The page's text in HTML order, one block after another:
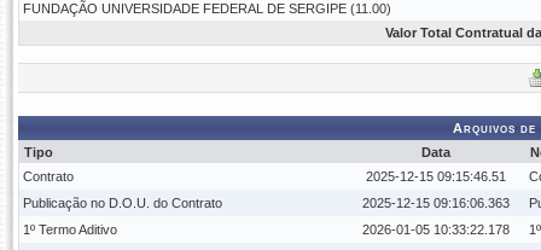
FUNDAÇÃO UNIVERSIDADE FEDERAL DE SERGIPE (11.00)
Valor Total Contratual
Arquivos
Tipo
Data
Contrato
2025-12-15 09:15:46.51
Publicação no D.O.U. do Contrato
2025-12-15 09:16:06.363
1º Termo Aditivo
2026-01-05 10:33:22.178